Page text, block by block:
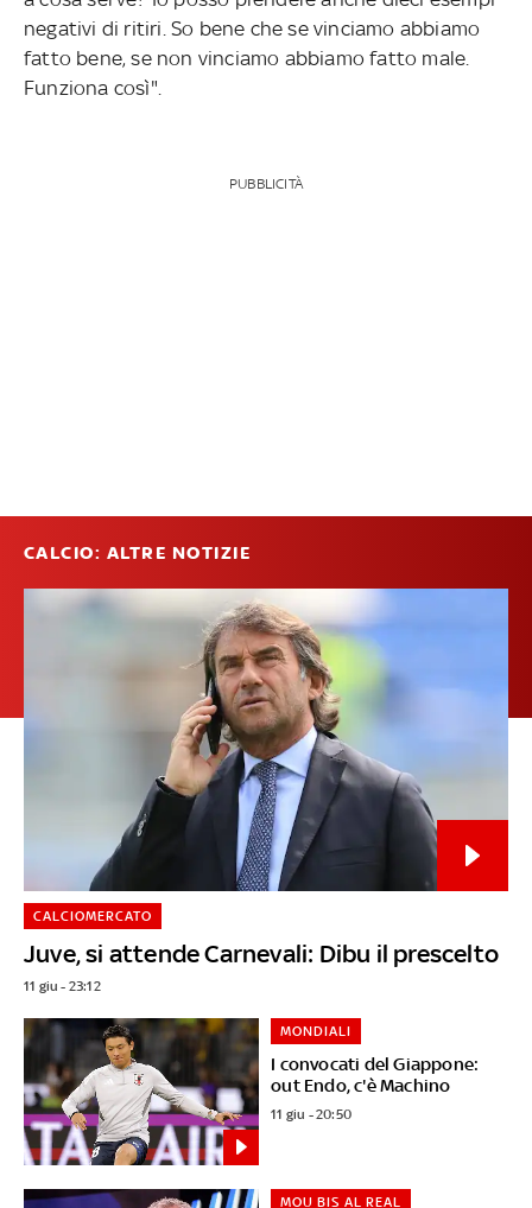
negativi di ritiri. So bene che se vinciamo abbiamo
fatto bene, se non vinciamo abbiamo fatto male.
Funziona così".
PUBBLICITÀ
CALCIO: ALTRE NOTIZIE
Juve, si attende Carnevali: Dibu il prescelto
CALCIOMERCATO
11 giu - 23:12
I convocati del Giappone:
out Endo, c'è Machino
MONDIALI
11 giu - 20:50
MOU BIS AL REAL